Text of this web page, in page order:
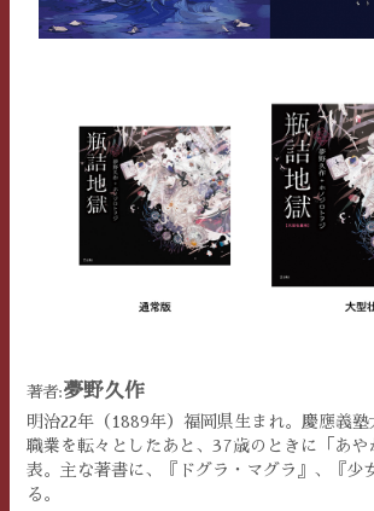
著者:夢野久作
明治22年（1889年）福岡県生まれ。慶應義
職業を転々としたあと、37歳のときに「あや
表。主な著書に、『ドグラ・マグラ』、『少
る。